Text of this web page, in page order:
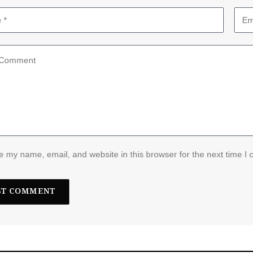
my name, email, and website in this browser for the next time I